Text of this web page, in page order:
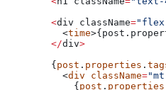
        <
div className="flex
          <
time
        </
div>
        {
post . properties .
          <
div className=
            {
post . properties